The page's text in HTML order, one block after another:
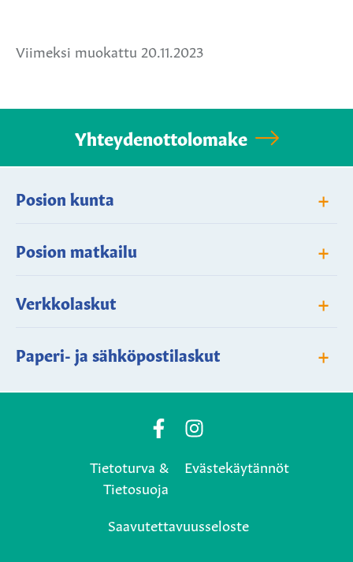
Viimeksi muokattu 20.11.2023
Yhteydenottolomake
Posion kunta +
Posion matkailu +
Verkkolaskut +
Paperi- ja sähköpostilaskut +
Posio
Facebook
page
Posio
Instagram
Tietoturva &
Tietosuoja
Evästekäytännöt
Saavutettavuusseloste